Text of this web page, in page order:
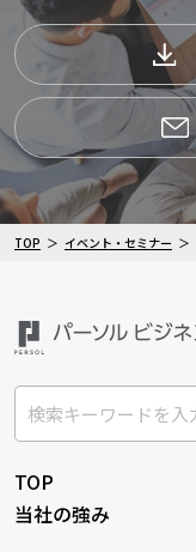
TOP イベント・セミナー
TOP
当社の強み